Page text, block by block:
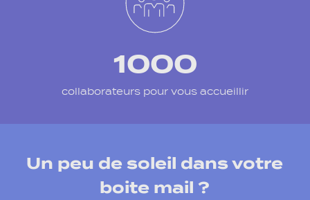
1000
collaborateurs pour vous accueillir
Un peu de soleil dans votre
boite mail ?